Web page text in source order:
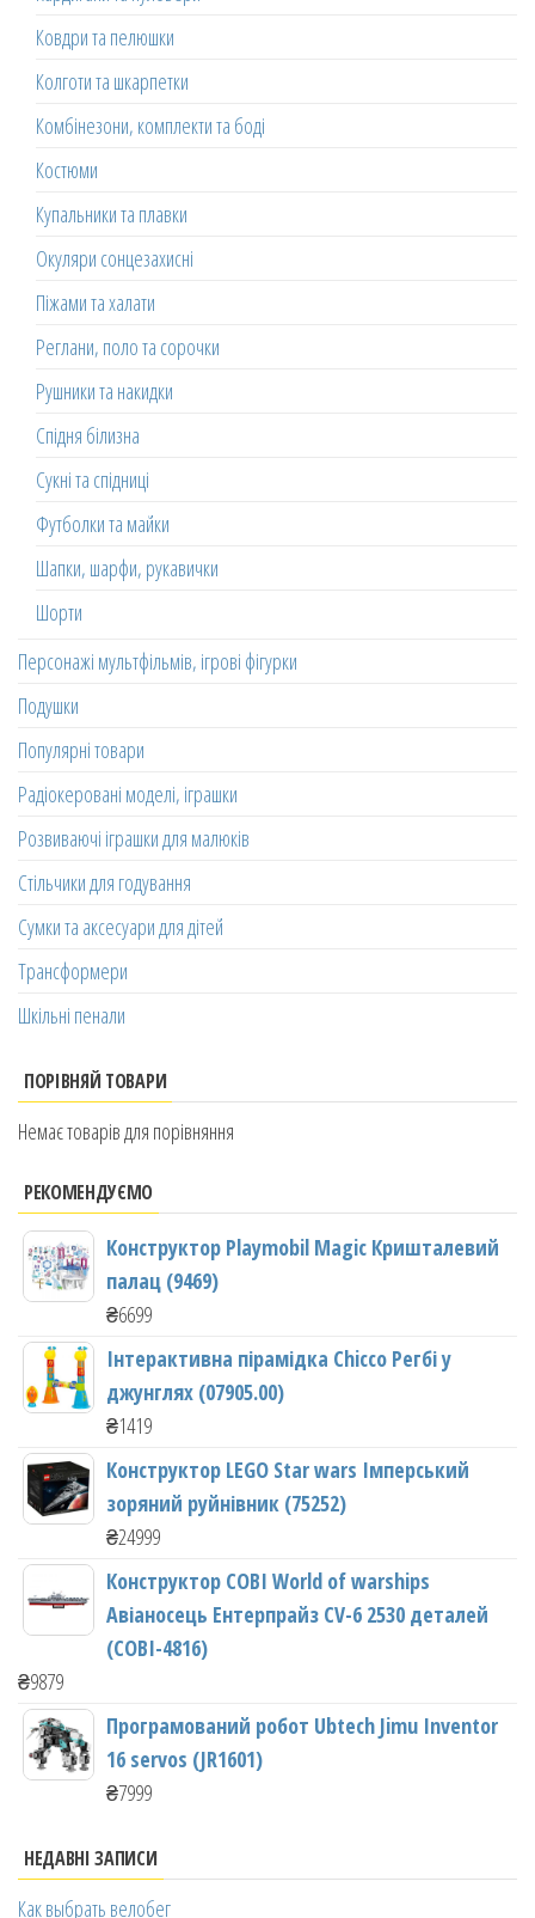
Ковдри та пелюшки
Колготи та шкарпетки
Комбінезони, комплекти та боді
Костюми
Купальники та плавки
Окуляри сонцезахисні
Піжами та халати
Реглани, поло та сорочки
Рушники та накидки
Спідня білизна
Сукні та спідниці
Футболки та майки
Шапки, шарфи, рукавички
Шорти
Персонажі мультфільмів, ігрові фігурки
Подушки
Популярні товари
Радіокеровані моделі, іграшки
Розвиваючі іграшки для малюків
Стільчики для годування
Сумки та аксесуари для дітей
Трансформери
Шкільні пенали
ПОРІВНЯЙ ТОВАРИ
Немає товарів для порівняння
РЕКОМЕНДУЄМО
Конструктор Playmobil Magic Кришталевий
палац (9469)
₴6699
Інтерактивна пірамідка Chicco Регбі у
джунглях (07905.00)
₴1419
Конструктор LEGO Star wars Імперський
зоряний руйнівник (75252)
₴24999
Конструктор COBI World of warships
Авіаносець Ентерпрайз CV-6 2530 деталей
(COBI-4816)
₴9879
Програмований робот Ubtech Jimu Inventor
16 servos (JR1601)
₴7999
НЕДАВНІ ЗАПИСИ
Как выбрать велобег